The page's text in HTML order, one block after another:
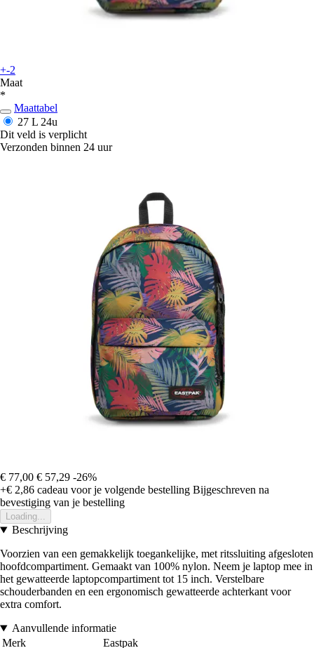
+-2
Maat
*
Maattabel
27 L 24u
Dit veld is verplicht
Verzonden binnen 24 uur
€ 77,00 € 57,29 -26%
+€ 2,86 cadeau voor je volgende bestelling Bijgeschreven na
bevestiging van je bestelling
Loading...
Beschrijving
Voorzien van een gemakkelijk toegankelijke, met ritssluiting afgesloten
hoofdcompartiment. Gemaakt van 100% nylon. Neem je laptop mee in
het gewatteerde laptopcompartiment tot 15 inch. Verstelbare
schouderbanden en een ergonomisch gewatteerde achterkant voor
extra comfort.
Aanvullende informatie
Merk
Eastpak